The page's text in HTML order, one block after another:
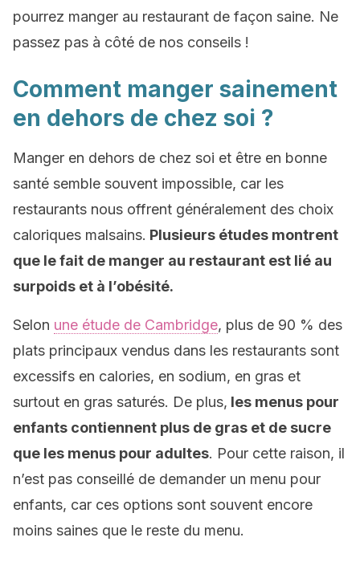
pourrez manger au restaurant de façon saine. Ne
passez pas à côté de nos conseils !
Comment manger sainement
en dehors de chez soi ?
Manger en dehors de chez soi et être en bonne
santé semble souvent impossible, car les
restaurants nous offrent généralement des choix
caloriques malsains. Plusieurs études montrent
que le fait de manger au restaurant est lié au
surpoids et à l’obésité.
Selon une étude de Cambridge, plus de 90 % des
plats principaux vendus dans les restaurants sont
excessifs en calories, en sodium, en gras et
surtout en gras saturés. De plus, les menus pour
enfants contiennent plus de gras et de sucre
que les menus pour adultes. Pour cette raison, il
n’est pas conseillé de demander un menu pour
enfants, car ces options sont souvent encore
moins saines que le reste du menu.